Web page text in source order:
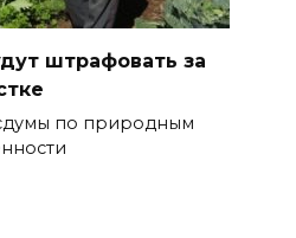
штрафовать за
по природным